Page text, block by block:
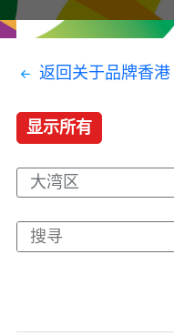
返回关于品牌香港
显示所有
大湾区